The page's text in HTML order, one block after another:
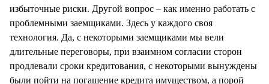
избыточные риски. Другой вопрос – как именно работать с
проблемными заемщиками. Здесь у каждого своя
технология. Да, с некоторыми заемщиками мы вели
длительные переговоры, при взаимном согласии сторон
продлевали сроки кредитования, с некоторыми вынуждены
были пойти на погашение кредита имуществом, а порой